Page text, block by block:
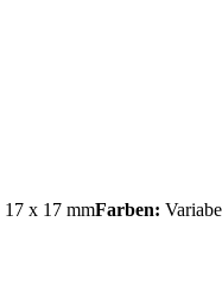
17 x 17 mmFarben: